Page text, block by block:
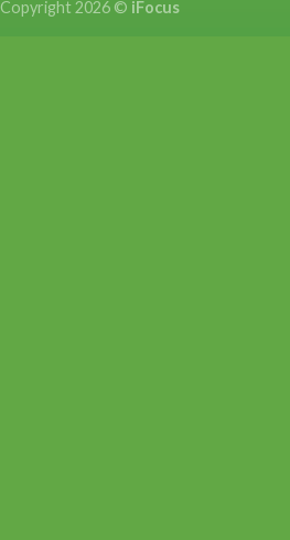
Copyright 2026 © iFocus